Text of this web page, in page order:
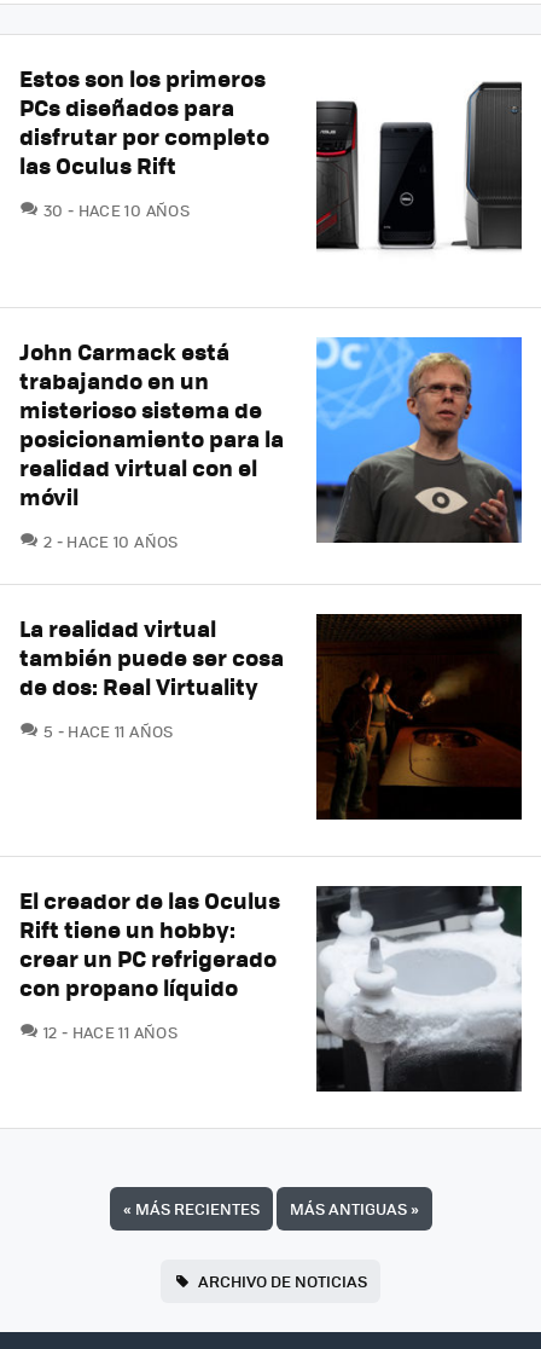
Estos son los primeros
PCs diseñados para
disfrutar por completo
las Oculus Rift
30 COMENTARIOS
HACE 10 AÑOS
John Carmack está
trabajando en un
misterioso sistema de
posicionamiento para la
realidad virtual con el
móvil
2 COMENTARIOS
HACE 10 AÑOS
La realidad virtual
también puede ser cosa
de dos: Real Virtuality
5 COMENTARIOS
HACE 11 AÑOS
El creador de las Oculus
Rift tiene un hobby:
crear un PC refrigerado
con propano líquido
12 COMENTARIOS
HACE 11 AÑOS
« MÁS RECIENTES MÁS ANTIGUAS»
ARCHIVO DE NOTICIAS